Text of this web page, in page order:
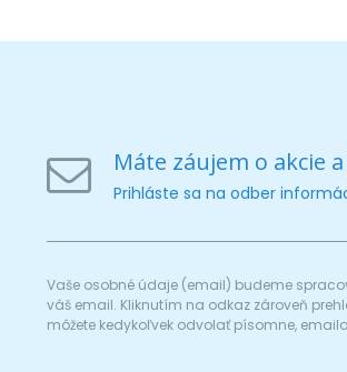
Máte záujem o akcie
Prihláste sa na odber
Vaše osobné údaje (email) budeme
váš email. Kliknutím na odkaz zároveň
môžete kedykoľvek odvolať písomne,